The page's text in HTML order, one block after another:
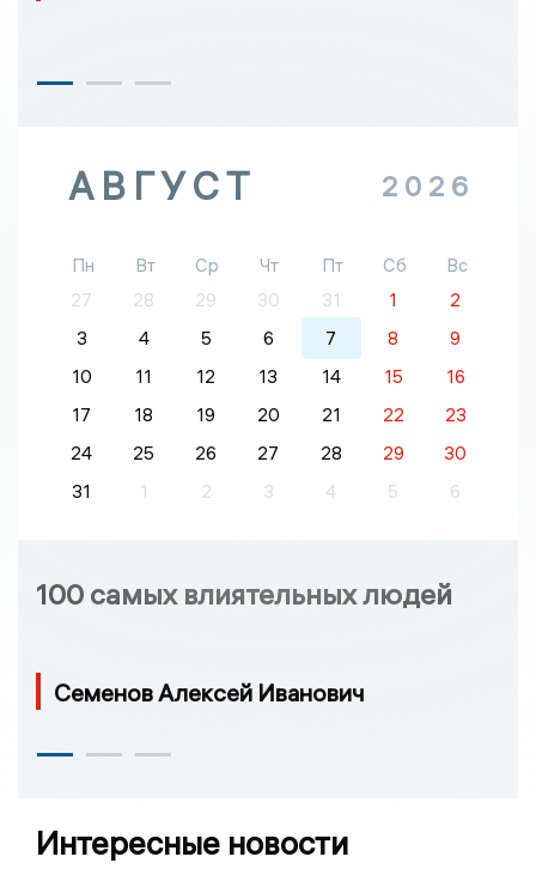
АВГУСТ 2026
Пн Вт Ср Чт Пт Сб
Вс
27
28 29 30 31 1
2
3
4 5 6 7 8
9
10
11 12 13 14 15
16
17
18 19 20 21 22
23
24
25 26 27 28 29
30
31
1 2 3 4 5 6
100 самых влиятельных людей
Семенов Алексей Иванович
Интересные новости